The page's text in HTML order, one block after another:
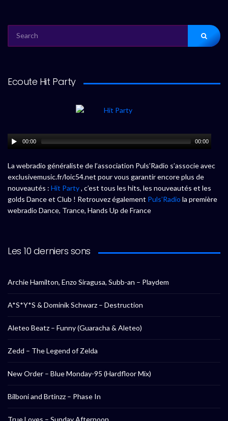
FOR:
Ecoute Hit Party
00:00 00:00
La webradio généraliste de l’association Puls’Radio s’associe avec
exclusivemusic.fr/loic54.net pour vous garantir encore plus de
nouveautés : Hit Party, c’est tous les hits, les nouveautés et les
golds Dance et Club ! Retrouvez également Puls’Radio la première
webradio Dance, Trance, Hands Up de France
Les 10 derniers sons
Archie Hamilton, Enzo Siragusa, Subb-an – Playdem
A*S*Y*S & Dominik Schwarz – Destruction
Aleteo Beatz – Funny (Guaracha & Aleteo)
Zedd – The Legend of Zelda
New Order – Blue Monday-95 (Hardfloor Mix)
Bilboni and Brtinzz – Phase In